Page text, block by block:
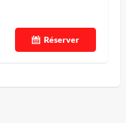
Réserver